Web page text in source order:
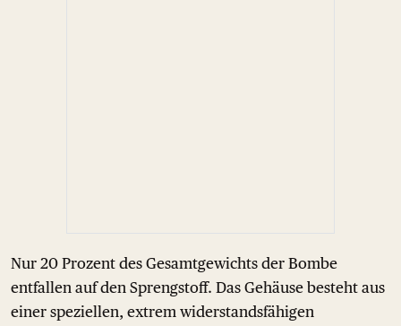
Nur 20 Prozent des Gesamtgewichts der Bombe
entfallen auf den Sprengstoff. Das Gehäuse besteht aus
einer speziellen, extrem widerstandsfähigen